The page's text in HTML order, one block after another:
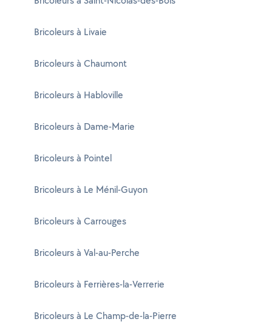
Bricoleurs à Livaie
Bricoleurs à Chaumont
Bricoleurs à Habloville
Bricoleurs à Dame-Marie
Bricoleurs à Pointel
Bricoleurs à Le Ménil-Guyon
Bricoleurs à Carrouges
Bricoleurs à Val-au-Perche
Bricoleurs à Ferrières-la-Verrerie
Bricoleurs à Le Champ-de-la-Pierre